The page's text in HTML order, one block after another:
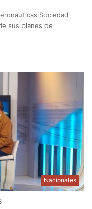
Sociedad
sus planes de
Nacionales